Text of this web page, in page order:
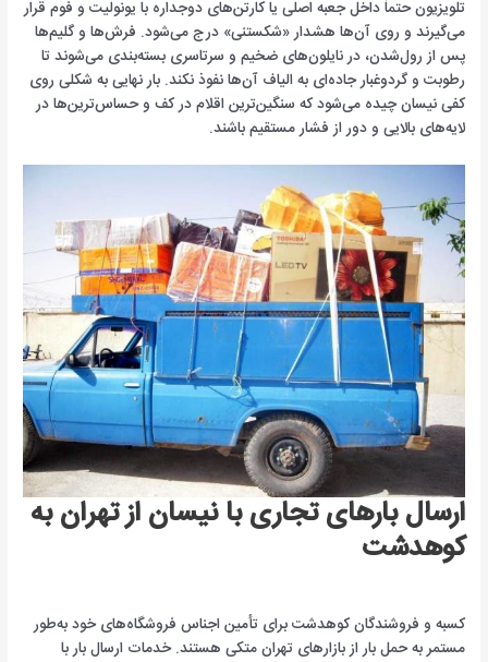
تلویزیون حتماً داخل جعبه اصلی یا کارتن‌های دوجداره با یونولیت و فوم قرار
می‌گیرند و روی آن‌ها هشدار «شکستنی» درج می‌شود. فرش‌ها و گلیم‌ها
پس از رول‌شدن، در نایلون‌های ضخیم و سرتاسری بسته‌بندی می‌شوند تا
رطوبت و گردوغبار جاده‌ای به الیاف آن‌ها نفوذ نکند. بار نهایی به شکلی روی
کفی نیسان چیده می‌شود که سنگین‌ترین اقلام در کف و حساس‌ترین‌ها در
لایه‌های بالایی و دور از فشار مستقیم باشند.
ارسال بارهای تجاری با نیسان از تهران به
کوهدشت
کسبه و فروشندگان کوهدشت برای تأمین اجناس فروشگاه‌های خود به‌طور
مستمر به حمل بار از بازارهای تهران متکی هستند. خدمات ارسال بار با